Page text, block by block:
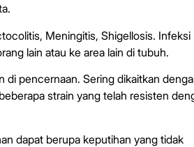
Meningitis, Shigellosis. Infeksi
lain atau ke area lain di tubuh.
di pencernaan. Sering dikaitkan
strain yang telah resisten
dapat berupa keputihan yang tidak